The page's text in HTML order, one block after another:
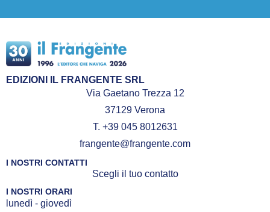
EDIZIONI IL FRANGENTE SRL
Via Gaetano Trezza 12
37129 Verona
T. +39 045 8012631
frangente@frangente.com
I NOSTRI CONTATTI
Scegli il tuo contatto
I NOSTRI ORARI
lunedì - giovedì